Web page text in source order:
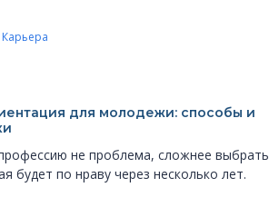
Карьера
для молодежи: способы и
не проблема, сложнее выбрать
будет по нраву через несколько лет.